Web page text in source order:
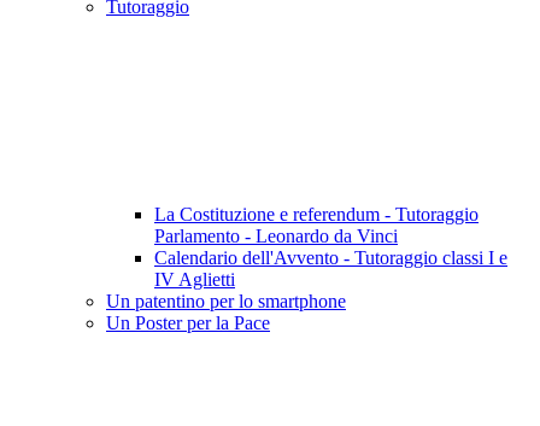
Tutoraggio
La Costituzione e referendum - Tutoraggio
Parlamento - Leonardo da Vinci
Calendario dell'Avvento - Tutoraggio classi I e
IV Aglietti
Un patentino per lo smartphone
Un Poster per la Pace